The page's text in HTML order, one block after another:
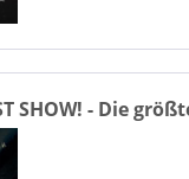
SHOW! - Die